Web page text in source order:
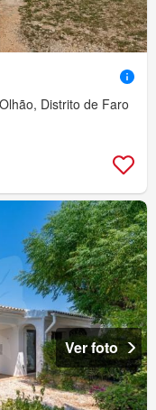
Distrito de Faro
Ver foto